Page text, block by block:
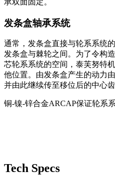
承双面固定。
发条盒轴承系统
通常，发条盒直接与轮系系统
发条盒与棘轮之间。为了令构
芯轮系系统的空间，泰芙努特
他位置。由发条盒产生的动力
并由此继续传至移位后的中心齿
铜-镍-锌合金ARCAP保证轮系
Tech Specs